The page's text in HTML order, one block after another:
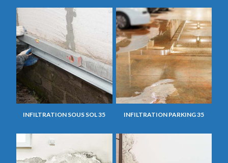
INFILTRATION SOUS SOL 35 INFILTRATION PARKING 35